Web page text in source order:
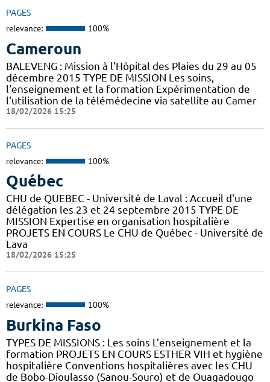
PAGES
relevance: 100%
Cameroun
BALEVENG : Mission à l'Hôpital des Plaies du 29 au 05
décembre 2015 TYPE DE MISSION Les soins,
l'enseignement et la formation Expérimentation de
l'utilisation de la télémédecine via satellite au Camer
18/02/2026 15:25
PAGES
relevance: 100%
Québec
CHU de QUEBEC - Université de Laval : Accueil d'une
délégation les 23 et 24 septembre 2015 TYPE DE
MISSION Expertise en organisation hospitalière
PROJETS EN COURS Le CHU de Québec - Université de
Lava
18/02/2026 15:25
PAGES
relevance: 100%
Burkina Faso
TYPES DE MISSIONS : Les soins L’enseignement et la
formation PROJETS EN COURS ESTHER VIH et hygiène
hospitalière Conventions hospitalières avec les CHU
de Bobo-Dioulasso (Sanou-Souro) et de Ouagadougo